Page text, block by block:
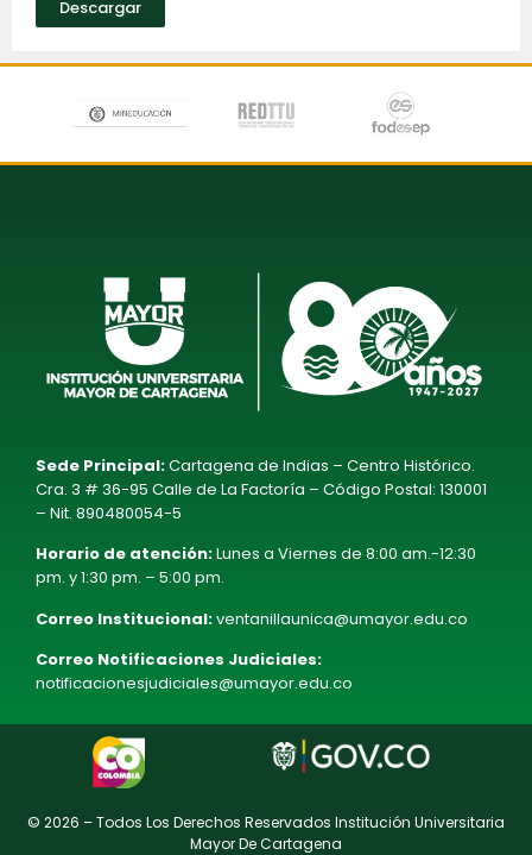
Descargar
Sede Principal:Cartagena de Indias – Centro Histórico.
Cra. 3 # 36-95 Calle de La Factoría – Código Postal: 130001
– Nit. 890480054-5
Horario de atención:Lunes a Viernes de 8:00 am.-12:30
pm. y 1:30 pm. – 5:00 pm.
Correo Institucional:ventanillaunica@umayor.edu.co
Correo Notificaciones Judiciales:
notificacionesjudiciales@umayor.edu.co
© 2026 – Todos Los Derechos Reservados Institución Universitaria
Mayor De Cartagena